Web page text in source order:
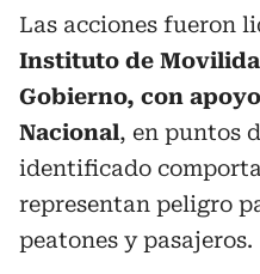
Las acciones fueron
Instituto de
Gobierno, con
Nacional, en puntos
identificado
representan peligro
peatones y pasajeros.